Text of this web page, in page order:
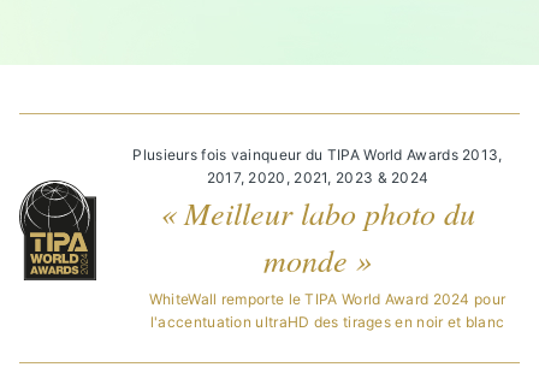
Plusieurs fois vainqueur du TIPA World Awards 2013,
2017, 2020, 2021, 2023 & 2024
« Meilleur labo photo du
monde »
WhiteWall remporte le TIPA World Award 2024 pour
l'accentuation ultraHD des tirages en noir et blanc